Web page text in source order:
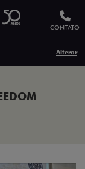
CONTATO
Alterar